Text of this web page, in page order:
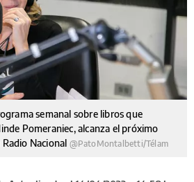
semanal sobre libros que
Pomeraniec, alcanza el próximo
Nacional @PatoMontalbetti/Télam